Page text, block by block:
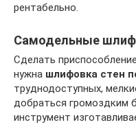
рентабельно.
Самодельные
Сделать
нужна шлифовка стен
труднодоступных,
добраться громоздким
инструмент